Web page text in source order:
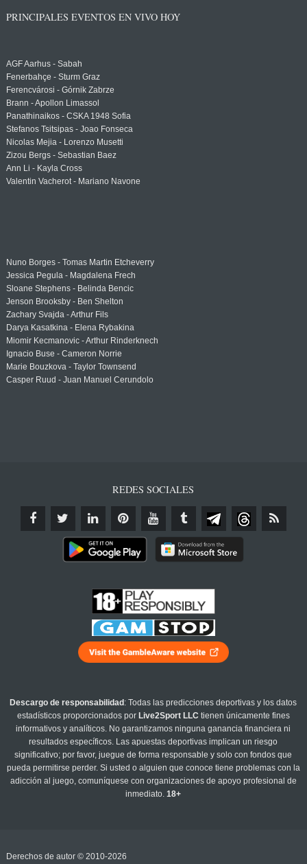
PRINCIPALES EVENTOS EN VIVO HOY
AGF Aarhus - Sabah
Fenerbahçe - Sturm Graz
Ferencvárosi - Górnik Zabrze
Brann - Apollon Limassol
Panathinaikos - CSKA 1948 Sofia
Stefanos Tsitsipas - Joao Fonseca
Nicolas Mejia - Lorenzo Musetti
Zizou Bergs - Sebastian Baez
Ann Li - Kayla Cross
Valentin Vacherot - Mariano Navone
Nuno Borges - Tomas Martin Etcheverry
Jessica Pegula - Magdalena Frech
Sloane Stephens - Belinda Bencic
Jenson Brooksby - Ben Shelton
Zachary Svajda - Arthur Fils
Darya Kasatkina - Elena Rybakina
Miomir Kecmanovic - Arthur Rinderknech
Ignacio Buse - Cameron Norrie
Marie Bouzkova - Taylor Townsend
Casper Ruud - Juan Manuel Cerundolo
REDES SOCIALES
Descargo de responsabilidad : Todas las predicciones deportivas y los datos
estadísticos proporcionados por Live2Sport LLC tienen únicamente fines
informativos y analíticos. No garantizamos ninguna ganancia financiera ni
resultados específicos. Las apuestas deportivas implican un riesgo
significativo; por favor, juegue de forma responsable y solo con fondos que
pueda permitirse perder. Si usted o alguien que conoce tiene problemas con la
adicción al juego, comuníquese con organizaciones de apoyo profesional de
inmediato.18+
Derechos de autor © 2010-2026